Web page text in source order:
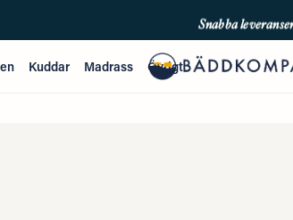
Snabba
Fri frakt över
Kuddar Madrass Övrigt